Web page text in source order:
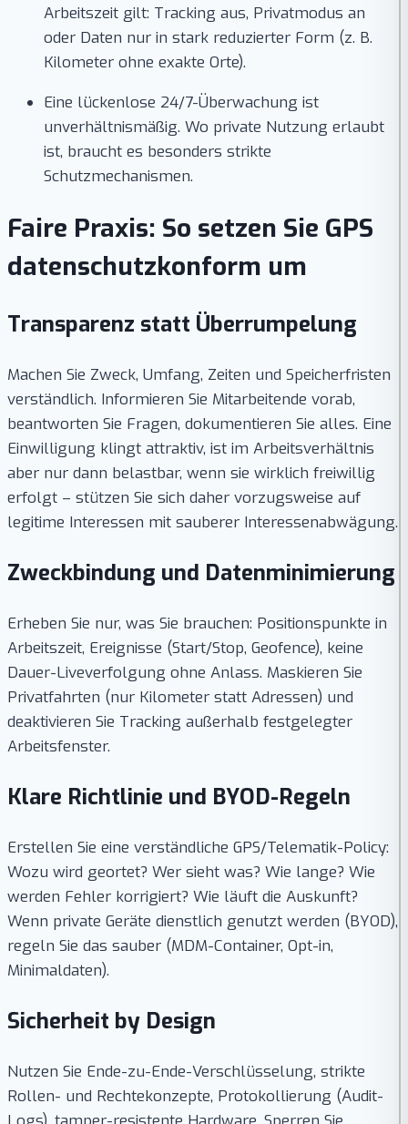
Arbeitszeit gilt: Tracking aus, Privatmodus an
oder Daten nur in stark reduzierter Form (z. B.
Kilometer ohne exakte Orte).
Eine lückenlose 24/7-Überwachung ist
unverhältnismäßig. Wo private Nutzung erlaubt
ist, braucht es besonders strikte
Schutzmechanismen.
Faire Praxis: So setzen Sie GPS
datenschutzkonform um
Transparenz statt Überrumpelung
Machen Sie Zweck, Umfang, Zeiten und Speicherfristen
verständlich. Informieren Sie Mitarbeitende vorab,
beantworten Sie Fragen, dokumentieren Sie alles. Eine
Einwilligung klingt attraktiv, ist im Arbeitsverhältnis
aber nur dann belastbar, wenn sie wirklich freiwillig
erfolgt – stützen Sie sich daher vorzugsweise auf
legitime Interessen mit sauberer Interessenabwägung.
Zweckbindung und Datenminimierung
Erheben Sie nur, was Sie brauchen: Positionspunkte in
Arbeitszeit, Ereignisse (Start/Stop, Geofence), keine
Dauer-Liveverfolgung ohne Anlass. Maskieren Sie
Privatfahrten (nur Kilometer statt Adressen) und
deaktivieren Sie Tracking außerhalb festgelegter
Arbeitsfenster.
Klare Richtlinie und BYOD-Regeln
Erstellen Sie eine verständliche GPS/Telematik-Policy:
Wozu wird geortet? Wer sieht was? Wie lange? Wie
werden Fehler korrigiert? Wie läuft die Auskunft?
Wenn private Geräte dienstlich genutzt werden (BYOD),
regeln Sie das sauber (MDM-Container, Opt-in,
Minimaldaten).
Sicherheit by Design
Nutzen Sie Ende-zu-Ende-Verschlüsselung, strikte
Rollen- und Rechtekonzepte, Protokollierung (Audit-